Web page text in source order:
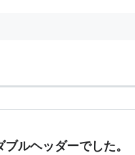
ルヘッダーでした。